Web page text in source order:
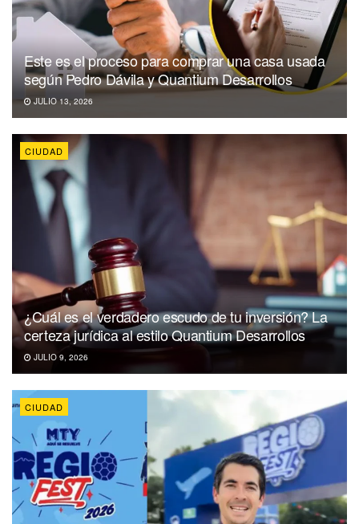
Este es el proceso para comprar una casa usada
según Pedro Dávila y Quantium Desarrollos
JULIO 13, 2026
CIUDAD
¿Cuál es el verdadero escudo de tu inversión? La
certeza jurídica al estilo Quantium Desarrollos
JULIO 9, 2026
CIUDAD